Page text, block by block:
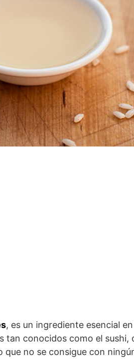
, es un ingrediente esencial
tan conocidos como el sushi,
no se consigue con